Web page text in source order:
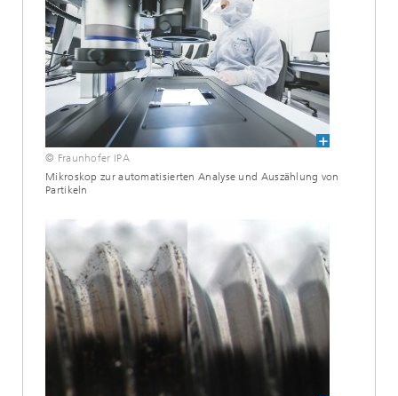
© Fraunhofer IPA
Mikroskop zur automatisierten Analyse und Auszählung von
Partikeln